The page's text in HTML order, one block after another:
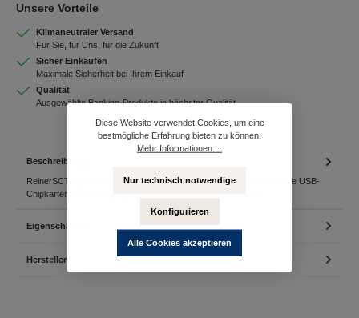
Unsere Vorteile
Klimaneutraler Versand
Für Sie, für Uns, für die Zukunft
Sicher Einkaufen
Maximale Sicherheit bei Ihrem Einkauf
Qualität
Ausgewählte Banking-Produkte in höchster Qualität
Beschreibung
ReinerSCT cyberJack® one (weiß/blau) inkl. StandfußDer universelle USB-
ChipkartenleserDie HighlightsEgal ob als Chipkarten…
Eigenschaften
Hersteller
Diese Website verwendet Cookies, um eine
bestmögliche Erfahrung bieten zu können.
Mehr Informationen ...
Nur technisch notwendige
Konfigurieren
Alle Cookies akzeptieren